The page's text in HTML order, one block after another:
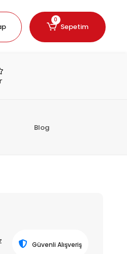
0
Sepetim
Blog
Güvenli Alışveriş